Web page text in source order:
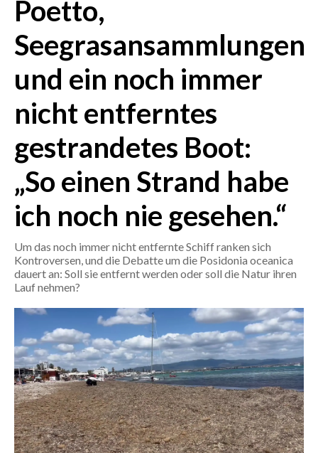
ITALIA
MONDO
POLITICA
ECONOMIA
SERVIZI ALLE IMPRESE
BANDI
SPORT IN SARDEGNA
SPORT
RISULTATI E CLASSIFICHE
CALCIO
CALCIO REGIONALE
BASKET
VOLLEY
MOTORI
TENNIS
Poetto,
Seegrasansammlungen
und ein noch immer
nicht entferntes
gestrandetes Boot:
„So einen Strand habe
ich noch nie gesehen.“
Um das noch immer nicht entfernte Schiff ranken sich
Kontroversen, und die Debatte um die Posidonia oceanica
dauert an: Soll sie entfernt werden oder soll die Natur ihren
Lauf nehmen?